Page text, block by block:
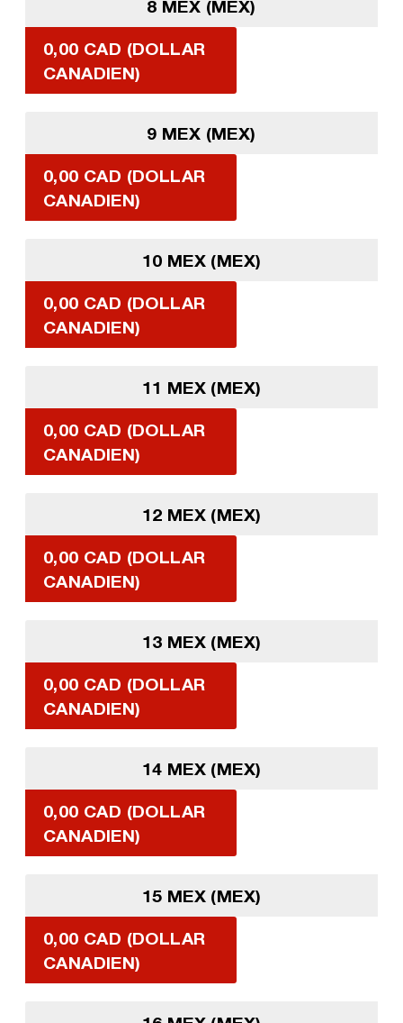
8 MEX (MEX)
0,00 CAD (DOLLAR
CANADIEN)
9 MEX (MEX)
0,00 CAD (DOLLAR
CANADIEN)
10 MEX (MEX)
0,00 CAD (DOLLAR
CANADIEN)
11 MEX (MEX)
0,00 CAD (DOLLAR
CANADIEN)
12 MEX (MEX)
0,00 CAD (DOLLAR
CANADIEN)
13 MEX (MEX)
0,00 CAD (DOLLAR
CANADIEN)
14 MEX (MEX)
0,00 CAD (DOLLAR
CANADIEN)
15 MEX (MEX)
0,00 CAD (DOLLAR
CANADIEN)